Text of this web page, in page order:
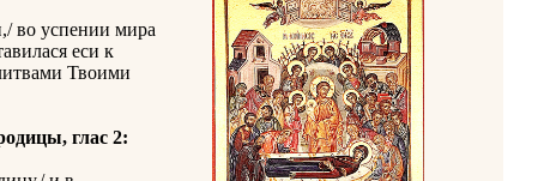
во успении мира
еси к
Твоими
глас 2: